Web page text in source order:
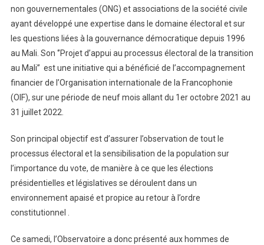
non gouvernementales (ONG) et associations de la société civile
ayant développé une expertise dans le domaine électoral et sur
les questions liées à la gouvernance démocratique depuis 1996
au Mali. Son ‘’Projet d’appui au processus électoral de la transition
au Mali’’ est une initiative qui a bénéficié de l’accompagnement
financier de l’Organisation internationale de la Francophonie
(OIF), sur une période de neuf mois allant du 1er octobre 2021 au
31 juillet 2022.
Son principal objectif est d’assurer l’observation de tout le
processus électoral et la sensibilisation de la population sur
l’importance du vote, de manière à ce que les élections
présidentielles et législatives se déroulent dans un
environnement apaisé et propice au retour à l’ordre
constitutionnel .
Ce samedi, l’Observatoire a donc présenté aux hommes de